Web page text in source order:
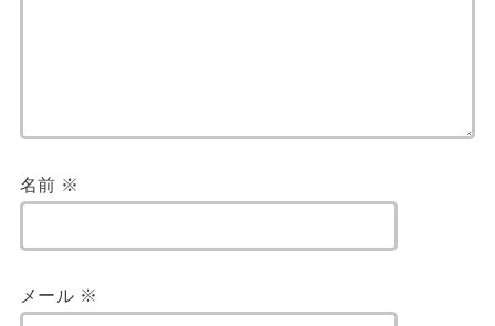
名前 ※
メール ※